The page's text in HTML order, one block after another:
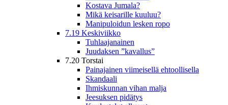
Kostava Jumala?
Mikä keisarille kuuluu?
Manipuloidun lesken ropo
7.19 Keskiviikko
Tuhlaajanainen
Juudaksen ”kavallus”
7.20 Torstai
Painajainen viimeisellä ehtoollisella
Skandaali
Ihmiskunnan vihan malja
Jeesuksen pidätys